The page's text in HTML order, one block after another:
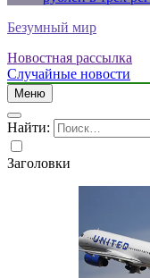
Безумный мир
Новостная рассылка
Случайные новости
Меню
Найти:
Заголовки